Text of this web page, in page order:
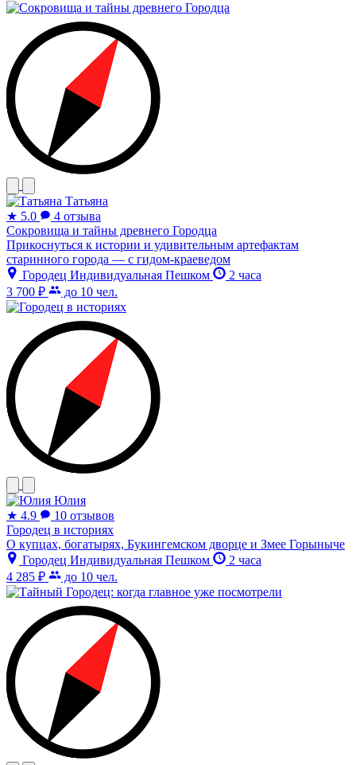
Татьяна
★ 5.0
4 отзыва
Сокровища и тайны древнего Городца
Прикоснуться к истории и удивительным артефактам
старинного города — с гидом-краеведом
Городец Индивидуальная Пешком
2 часа
3 700 ₽
до 10 чел.
Юлия
★ 4.9
10 отзывов
Городец в историях
О купцах, богатырях, Букингемском дворце и Змее Горыныче
Городец Индивидуальная Пешком
2 часа
4 285 ₽
до 10 чел.